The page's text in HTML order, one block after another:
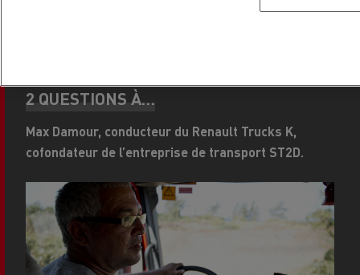
2 QUESTIONS À…
Max Damour, conducteur du Renault Trucks K,
cofondateur de l’entreprise de transport ST2D.